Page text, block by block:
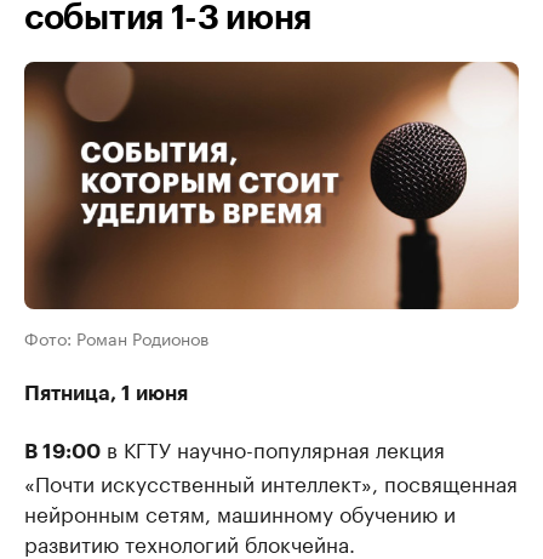
события 1-3 июня
Фото: Роман Родионов
Пятница, 1 июня
В 19:00 в КГТУ научно-популярная лекция
«Почти искусственный интеллект», посвященная
нейронным сетям, машинному обучению и
развитию технологий блокчейна.